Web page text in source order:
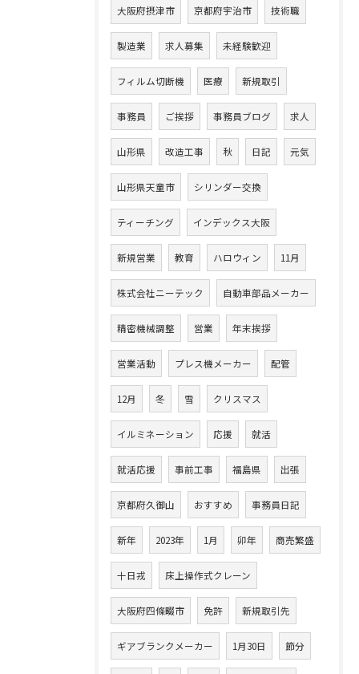
大阪府摂津市 京都府宇治市 技術職
製造業 求人募集 未経験歓迎
フィルム切断機 医療 新規取引
事務員 ご挨拶 事務員ブログ 求人
山形県 改造工事 秋 日記 元気
山形県天童市 シリンダー交換
ティーチング インデックス大阪
新規営業 教育 ハロウィン 11月
株式会社ニーテック 自動車部品メーカー
精密機械調整 営業 年末挨拶
営業活動 プレス機メーカー 配管
12月 冬 雪 クリスマス
イルミネーション 応援 就活
就活応援 事前工事 福島県 出張
京都府久御山 おすすめ 事務員日記
新年 2023年 1月 卯年 商売繁盛
十日戎 床上操作式クレーン
大阪府四條畷市 免許 新規取引先
ギアブランクメーカー 1月30日 節分